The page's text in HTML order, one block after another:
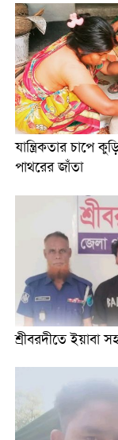
যান্ত্রিকতার চাপে
পাথরের জাঁতা
শ্রীবরদীতে